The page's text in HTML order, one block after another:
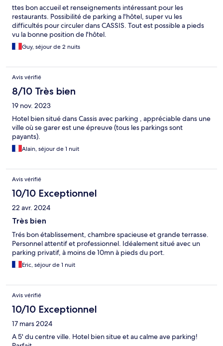
ttes bon accueil et renseignements intéressant pour les
restaurants. Possibilité de parking a l'hôtel, super vu les
difficultés pour circuler dans CASSIS. Tout est possible a pieds
vu la bonne position de l'hôtel.
Guy, séjour de 2 nuits
Avis vérifié
8/10 Très bien
19 nov. 2023
Hotel bien situé dans Cassis avec parking , appréciable dans une
ville où se garer est une épreuve (tous les parkings sont
payants).
Alain, séjour de 1 nuit
Avis vérifié
10/10 Exceptionnel
22 avr. 2024
Très bien
Trés bon établissement, chambre spacieuse et grande terrasse.
Personnel attentif et professionnel. Idéalement situé avec un
parking privatif, à moins de 10mn à pieds du port.
Eric, séjour de 1 nuit
Avis vérifié
10/10 Exceptionnel
17 mars 2024
A 5' du centre ville. Hotel bien situe et au calme ave parking!